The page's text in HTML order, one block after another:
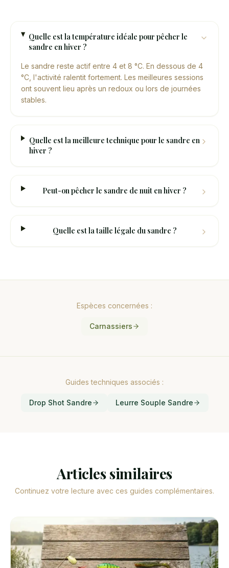
Quelle est la température idéale pour pêcher le
sandre en hiver ?
Le sandre reste actif entre 4 et 8 °C. En dessous de 4
°C, l'activité ralentit fortement. Les meilleures sessions
ont souvent lieu après un redoux ou lors de journées
stables.
Quelle est la meilleure technique pour le sandre en
hiver ?
Peut-on pêcher le sandre de nuit en hiver ?
Quelle est la taille légale du sandre ?
Espèces concernées :
Carnassiers
Guides techniques associés :
Drop Shot Sandre Leurre Souple Sandre
Articles similaires
Continuez votre lecture avec ces guides complémentaires.